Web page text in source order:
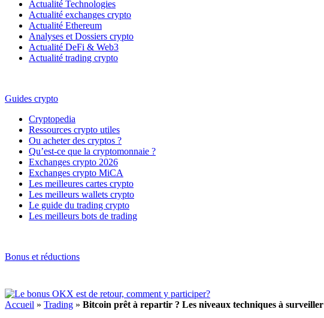
Actualité Technologies
Actualité exchanges crypto
Actualité Ethereum
Analyses et Dossiers crypto
Actualité DeFi & Web3
Actualité trading crypto
Guides crypto
Cryptopedia
Ressources crypto utiles
Ou acheter des cryptos ?
Qu’est-ce que la cryptomonnaie ?
Exchanges crypto 2026
Exchanges crypto MiCA
Les meilleures cartes crypto
Les meilleurs wallets crypto
Le guide du trading crypto
Les meilleurs bots de trading
Bonus et réductions
Accueil » Trading » Bitcoin prêt à repartir ? Les niveaux techniques à surveiller